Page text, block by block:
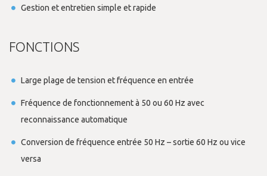
Gestion et entretien simple et rapide
FONCTIONS
Large plage de tension et fréquence en entrée
Fréquence de fonctionnement à 50 ou 60 Hz avec
reconnaissance automatique
Conversion de fréquence entrée 50 Hz – sortie 60 Hz ou vice
versa